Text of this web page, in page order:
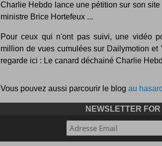
Charlie Hebdo lance une pétition sur son
ministre Brice Hortefeux ...
Pour ceux qui n'ont pas suivi, une vidéo
million de vues cumulées sur Dailymotion et
regarde ici : Le canard déchainé Charlie
Vous pouvez aussi parcourir le blog au hasard
NEWSLETTER